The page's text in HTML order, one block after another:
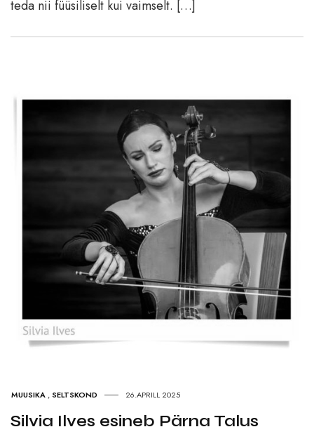
teda nii füüsiliselt kui vaimselt. […]
MUUSIKA , SELTSKOND 26.APRILL 2025
Silvia Ilves esineb Pärna Talus